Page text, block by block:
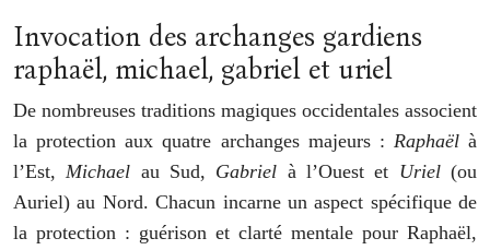
Invocation des archanges gardiens
raphaël, michael, gabriel et uriel
De nombreuses traditions magiques occidentales associent
la protection aux quatre archanges majeurs : Raphaëlà
l’Est, Michael au Sud, Gabriel à l’Ouest et Uriel(ou
Auriel) au Nord. Chacun incarne un aspect spécifique de
la protection : guérison et clarté mentale pour Raphaël,